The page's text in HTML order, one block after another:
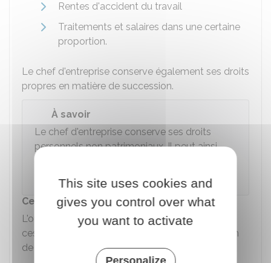
Rentes d'accident du travail
Traitements et salaires dans une certaine
proportion.
Le chef d'entreprise conserve également ses droits
propres en matière de succession.
À savoir
Le chef d'entreprise conserve ses droits
personnels non patrimoniaux. Il peut ainsi
Cessation d'activité de l'entreprise
L'ouverture de la liquidation judiciaire entraine la
cessation de l'activité de l'entreprise. Un maintien
de l'activité est parfois autorisé.
This site uses cookies and
gives you control over what
you want to activate
Personalize